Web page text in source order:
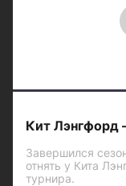
Кит Лэнгфорд
Завершился
отнять у Кита
турнира.